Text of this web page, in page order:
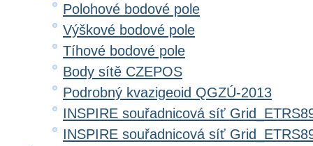
Polohové bodové pole
Výškové bodové pole
Tíhové bodové pole
Body sítě CZEPOS
Podrobný kvazigeoid QGZÚ-2013
INSPIRE souřadnicová síť
INSPIRE souřadnicová síť